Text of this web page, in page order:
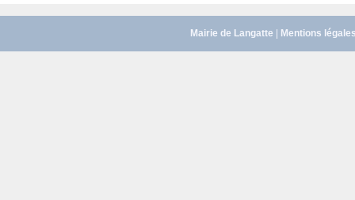
Mairie de Langatte Mentions